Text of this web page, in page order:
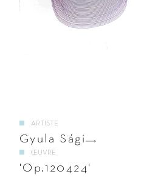
ŒUVRE
'Op.120424'
ARTISTE
Gyula Sági